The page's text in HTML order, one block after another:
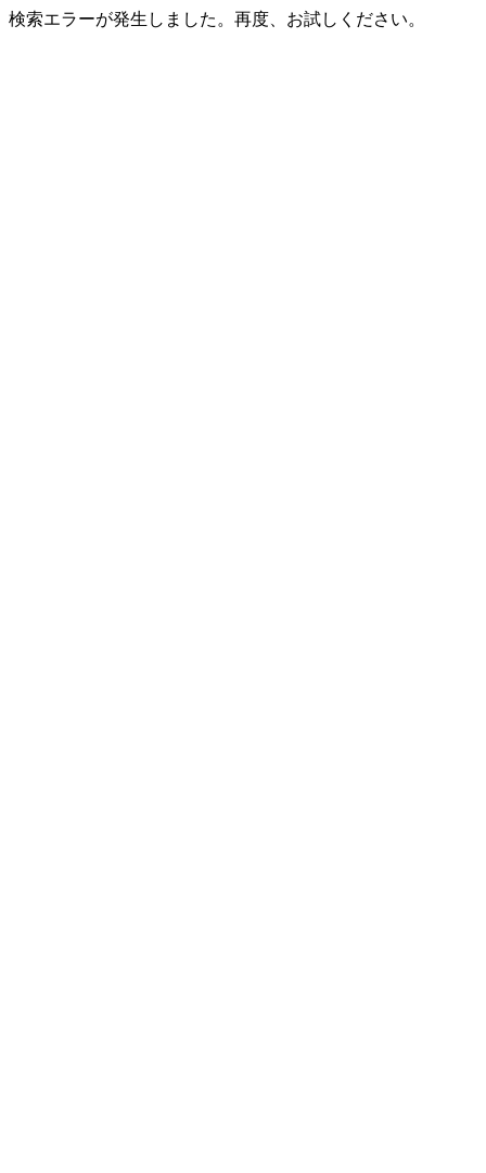
検索エラーが発生しました。再度、お試しください。